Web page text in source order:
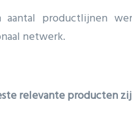
aantal productlijnen
netwerk.
relevante producten